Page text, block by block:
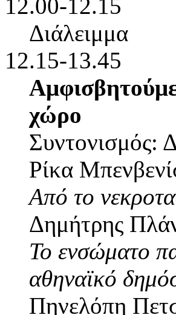
12.00-12.15
Διάλειμμα
12.15-13.45
χώρο
Συντονισμός:
Ρίκα
Από το
Δημήτρης
Το ενσώματο
αθηναϊκό
Πηνελόπη